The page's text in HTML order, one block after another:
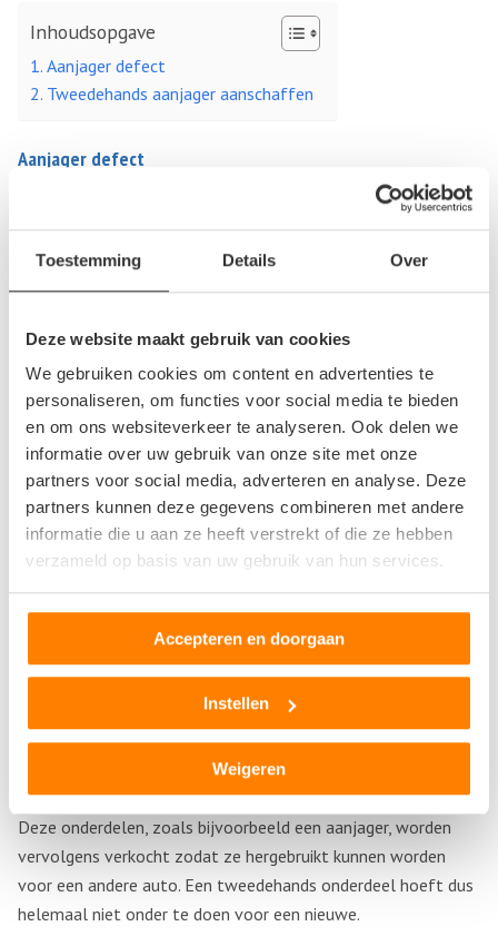
Toestemming Details Over
Deze website maakt gebruik van cookies
We gebruiken cookies om content en advertenties te
personaliseren, om functies voor social media te bieden
en om ons websiteverkeer te analyseren. Ook delen we
informatie over uw gebruik van onze site met onze
partners voor social media, adverteren en analyse. Deze
partners kunnen deze gegevens combineren met andere
informatie die u aan ze heeft verstrekt of die ze hebben
verzameld op basis van uw gebruik van hun services.
Accepteren en doorgaan
Instellen
Weigeren
Inhoudsopgave
Aanjager defect
Tweedehands aanjager aanschaffen
Aanjager defect
Wanneer de aanjager niet meer naar behoren werkt, is dit
natuurlijk uitermate vervelend en kan hij het beste volledig
vervangen worden. Het is een belangrijk onderdeel van de
auto, omdat het zorgt voor de verdeling van de warme of
instelling. Gelukkig kan de kapotte aanjager gemakkelijk
vervangen worden. De onderdelen hiervoor zijn verkrijgbaar
online, waar je een ruim assortiment van verschillende
aanjagers kan vinden, of tweedehands bij bijvoorbeeld de
sloop. Na vervanging van de aanjager zal het probleem
opgelost moeten zijn en is de blower in de auto weer goed te
gebruiken.
Tweedehands aanjager aanschaffen
natuurlijk een nieuwe aanschaffen, maar het is vaak
voordeliger om er eentje tweedehands te kopen. Als deze
tweedehands onderdelen nog goed werken, scheelt je dat
weer wat geld. Je kan bijvoorbeeld een aanjager kopen bij de
sloop. Hier slopen ze auto’s niet volledig, maar demonteren
ze eerst om te kijken of er nog bruikbare onderdelen in zitten.
Deze onderdelen, zoals bijvoorbeeld een aanjager, worden
vervolgens verkocht zodat ze hergebruikt kunnen worden
voor een andere auto. Een tweedehands onderdeel hoeft dus
helemaal niet onder te doen voor een nieuwe.